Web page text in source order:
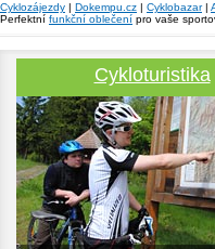
Cyklozájezdy | Dokempu.cz | Cyklobazar|
Perfektní funkční oblečení pro vaše
Cykloturistika